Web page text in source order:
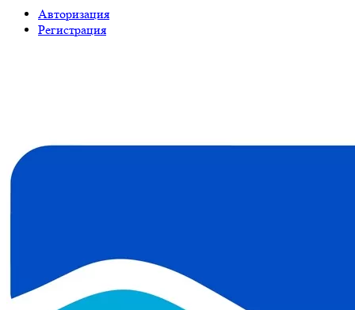
Авторизация
Регистрация